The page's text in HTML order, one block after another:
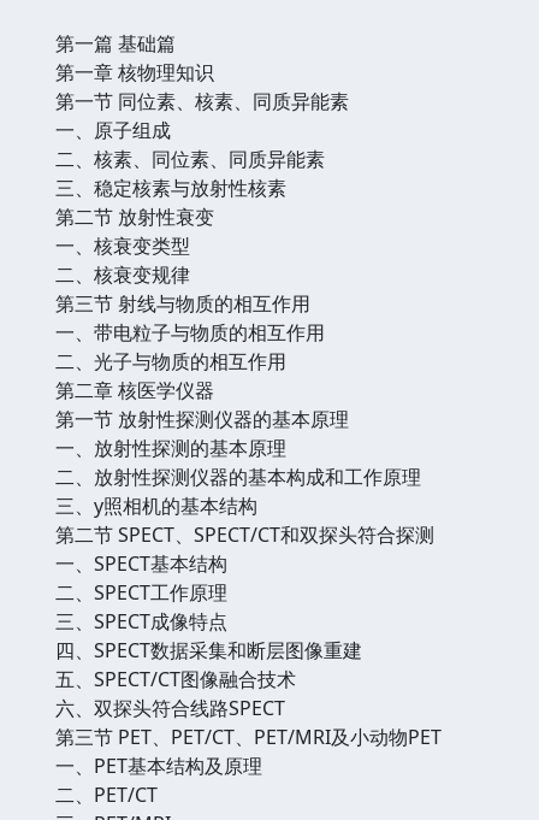
第一篇 基础篇
第一章 核物理知识
第一节 同位素、核素、同质异能素
一、原子组成
二、核素、同位素、同质异能素
三、稳定核素与放射性核素
第二节 放射性衰变
一、核衰变类型
二、核衰变规律
第三节 射线与物质的相互作用
一、带电粒子与物质的相互作用
二、光子与物质的相互作用
第二章 核医学仪器
第一节 放射性探测仪器的基本原理
一、放射性探测的基本原理
二、放射性探测仪器的基本构成和工作原理
三、y照相机的基本结构
第二节 SPECT、SPECT/CT和双探头符合探测
一、SPECT基本结构
二、SPECT工作原理
三、SPECT成像特点
四、SPECT数据采集和断层图像重建
五、SPECT/CT图像融合技术
六、双探头符合线路SPECT
第三节 PET、PET/CT、PET/MRI及小动物PET
一、PET基本结构及原理
二、PET/CT